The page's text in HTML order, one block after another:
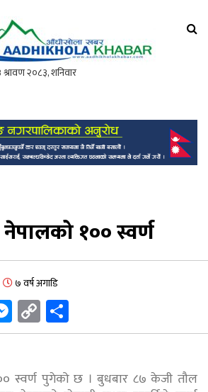
पत्रिका
१०० स्वर्ण
७ वर्ष अगाडि
Messenger
Copy
Link
स्वर्ण पुगेको छ । बुधबार ८७ केजी तौल